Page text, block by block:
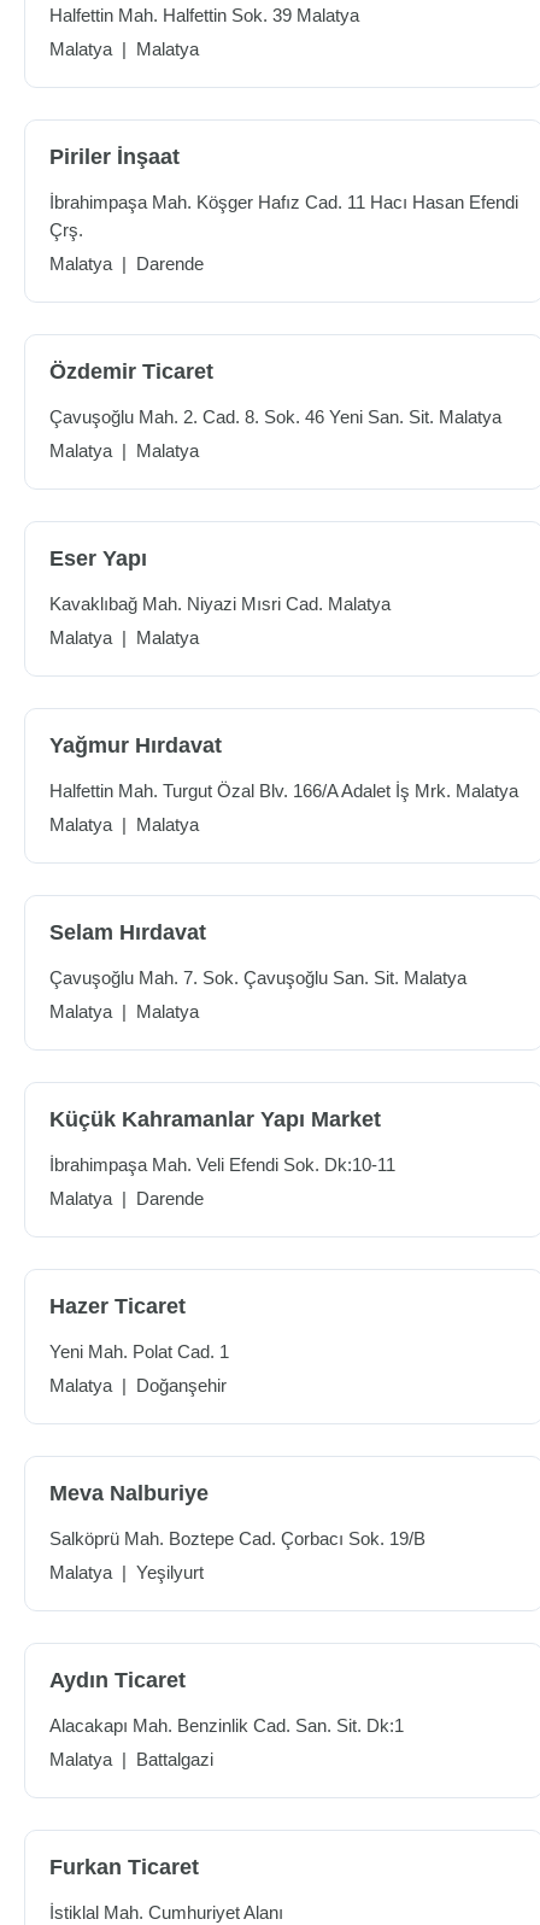
Halfettin Mah. Halfettin Sok. 39 Malatya
Malatya | Malatya
Piriler İnşaat
İbrahimpaşa Mah. Köşger Hafız Cad. 11 Hacı Hasan Efendi
Çrş.
Malatya | Darende
Özdemir Ticaret
Çavuşoğlu Mah. 2. Cad. 8. Sok. 46 Yeni San. Sit. Malatya
Malatya | Malatya
Eser Yapı
Kavaklıbağ Mah. Niyazi Mısri Cad. Malatya
Malatya | Malatya
Yağmur Hırdavat
Halfettin Mah. Turgut Özal Blv. 166/A Adalet İş Mrk. Malatya
Malatya | Malatya
Selam Hırdavat
Çavuşoğlu Mah. 7. Sok. Çavuşoğlu San. Sit. Malatya
Malatya | Malatya
Küçük Kahramanlar Yapı Market
İbrahimpaşa Mah. Veli Efendi Sok. Dk:10-11
Malatya | Darende
Hazer Ticaret
Yeni Mah. Polat Cad. 1
Malatya | Doğanşehir
Meva Nalburiye
Salköprü Mah. Boztepe Cad. Çorbacı Sok. 19/B
Malatya | Yeşilyurt
Aydın Ticaret
Alacakapı Mah. Benzinlik Cad. San. Sit. Dk:1
Malatya | Battalgazi
Furkan Ticaret
İstiklal Mah. Cumhuriyet Alanı